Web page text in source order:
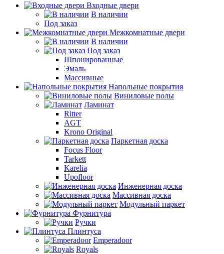
Входные двери
В наличии
Под заказ
Межкомнатные двери
В наличии
Под заказ
Шпонированные
Эмаль
Массивные
Напольные покрытия
Виниловые полы
Ламинат
Ritter
AGT
Krono Original
Паркетная доска
Focus Floor
Tarkett
Karelia
Upofloor
Инженерная доска
Массивная доска
Модульный паркет
Фурнитура
Ручки
Плинтуса
Emperadoor
Royals